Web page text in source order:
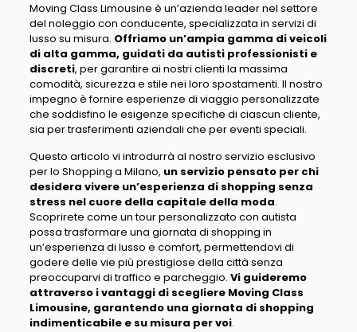
Moving Class Limousine è un’azienda leader nel settore
del noleggio con conducente, specializzata in servizi di
lusso su misura. Offriamo un’ampia gamma di veicoli
di alta gamma, guidati da autisti professionisti e
discreti, per garantire ai nostri clienti la massima
comodità, sicurezza e stile nei loro spostamenti. Il nostro
impegno è fornire esperienze di viaggio personalizzate
che soddisfino le esigenze specifiche di ciascun cliente,
sia per trasferimenti aziendali che per eventi speciali.
Questo articolo vi introdurrà al nostro servizio esclusivo
per lo Shopping a Milano, un servizio pensato per chi
desidera vivere un’esperienza di shopping senza
stress nel cuore della capitale della moda.
Scoprirete come un tour personalizzato con autista
possa trasformare una giornata di shopping in
un’esperienza di lusso e comfort, permettendovi di
godere delle vie più prestigiose della città senza
preoccuparvi di traffico e parcheggio. Vi guideremo
attraverso i vantaggi di scegliere Moving Class
Limousine, garantendo una giornata di shopping
indimenticabile e su misura per voi.